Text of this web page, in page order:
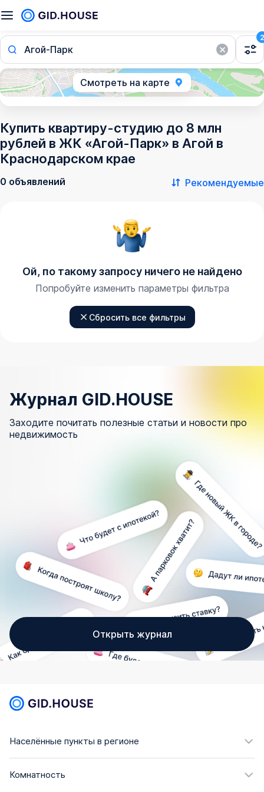
Агой-Парк
2
Смотреть на карте
Купить квартиру-студию до 8 млн
рублей в ЖК «Агой-Парк» в Агой в
Краснодарском крае
0 объявлений Рекомендуемые
Ой, по такому запросу ничего не найдено
Попробуйте изменить параметры фильтра
Сбросить все фильтры
Журнал GID.HOUSE
Заходите почитать полезные статьи и новости про
недвижимость
Открыть журнал
Населённые пункты в регионе
Комнатность